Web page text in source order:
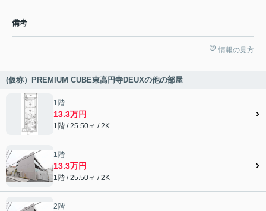
備考
情報の見方
(仮称）PREMIUM CUBE東高円寺DEUXの他の部屋
1階
13.3万円
1階 / 25.50㎡ / 2K
1階
13.3万円
1階 / 25.50㎡ / 2K
2階